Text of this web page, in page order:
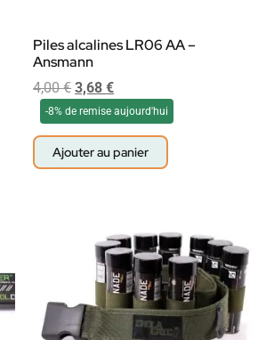
Piles alcalines LR06 AA –
Ansmann
4,00€ 3,68€
-8% de remise aujourd'hui
Ajouter au panier